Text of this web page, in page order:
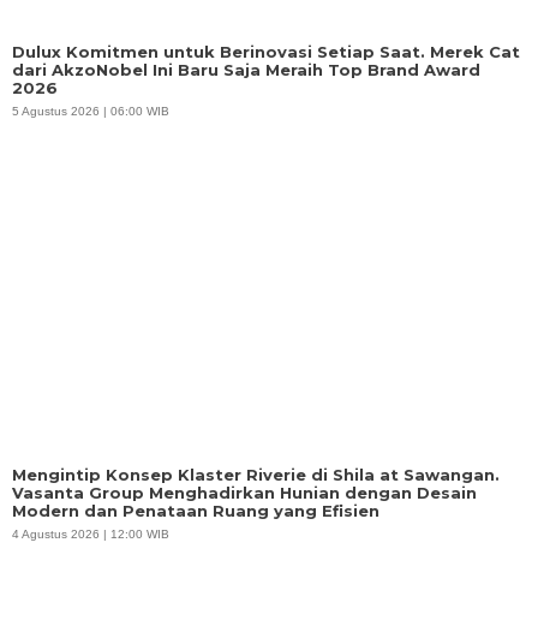
Dulux Komitmen untuk Berinovasi Setiap Saat. Merek Cat
dari AkzoNobel Ini Baru Saja Meraih Top Brand Award
2026
5 Agustus 2026 | 06:00 WIB
Mengintip Konsep Klaster Riverie di Shila at Sawangan.
Vasanta Group Menghadirkan Hunian dengan Desain
Modern dan Penataan Ruang yang Efisien
4 Agustus 2026 | 12:00 WIB